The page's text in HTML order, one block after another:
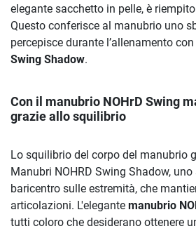
elegante sacchetto in pelle, è
Questo conferisce al manubrio uno
percepisce durante l’allenamento con
Swing Shadow.
Con il manubrio NOHrD Swing
grazie allo squilibrio
Lo squilibrio del corpo del manubrio
Manubri NOHRD Swing Shadow,
baricentro sulle estremità, che
articolazioni. L'elegante manubrio
tutti coloro che desiderano ottenere